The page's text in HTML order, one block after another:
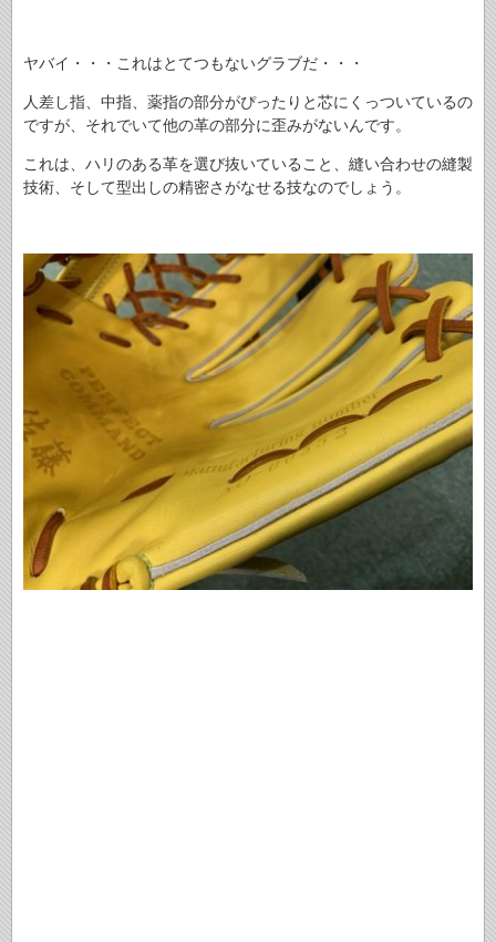
ヤバイ・・・これはとてつもないグラブだ・・・
人差し指、中指、薬指の部分がぴったりと芯にくっついているの
ですが、それでいて他の革の部分に歪みがないんです。
これは、ハリのある革を選び抜いていること、縫い合わせの縫製
技術、そして型出しの精密さがなせる技なのでしょう。